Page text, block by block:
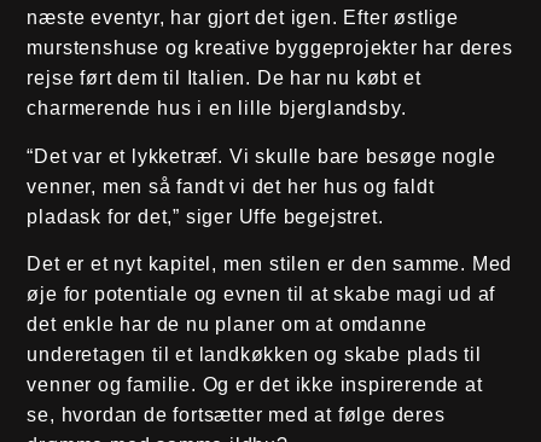
næste eventyr, har gjort det igen. Efter østlige
murstenshuse og kreative byggeprojekter har deres
rejse ført dem til Italien. De har nu købt et
charmerende hus i en lille bjerglandsby.
“Det var et lykketræf. Vi skulle bare besøge nogle
venner, men så fandt vi det her hus og faldt
pladask for det,” siger Uffe begejstret.
Det er et nyt kapitel, men stilen er den samme. Med
øje for potentiale og evnen til at skabe magi ud af
det enkle har de nu planer om at omdanne
underetagen til et landkøkken og skabe plads til
venner og familie. Og er det ikke inspirerende at
se, hvordan de fortsætter med at følge deres